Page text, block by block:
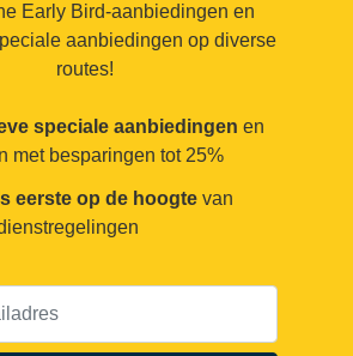
Early Bird-aanbiedingen en
aanbiedingen op diverse
routes!
speciale aanbiedingen en
met besparingen tot 25%
eerste op de hoogte van